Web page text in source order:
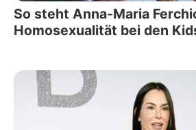
So steht Anna-Maria
Homosexualität bei den